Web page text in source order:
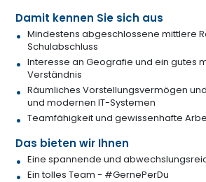
Damit kennen Sie sich aus
Mindestens abgeschlossene mittlere
Schulabschluss
Interesse an Geografie und ein gutes
Verständnis
Räumliches Vorstellungsvermögen
und modernen IT-Systemen
Teamfähigkeit und gewissenhafte
Das bieten wir Ihnen
Eine spannende und
Ein tolles Team - #GernePerDu